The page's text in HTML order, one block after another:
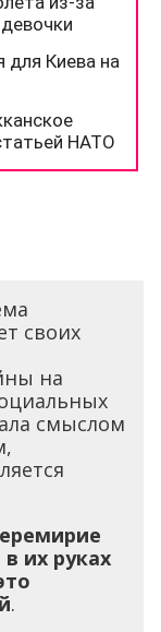
своих
на
смыслом
их руках
.